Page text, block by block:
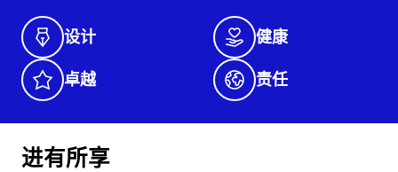
设计 健康
卓越 责任
进有所享